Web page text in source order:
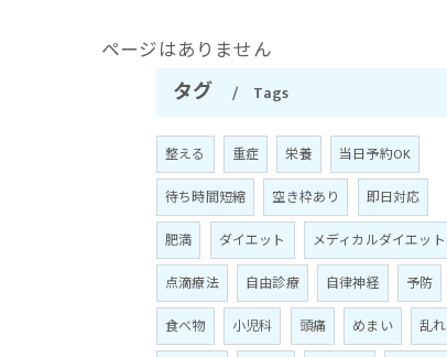
ページはありません
タグ Tags
整える 重症 栄養
当日予約OK
待ち時間短縮
空き枠あり
即日対応
肥満
ダイエット
メディカルダイエット
点滴療法
自由診療 自律神経
予防
食べ物
小児科 頭痛 めまい
乱れ